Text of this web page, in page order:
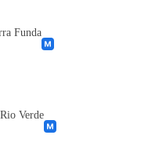
Funda
Verde